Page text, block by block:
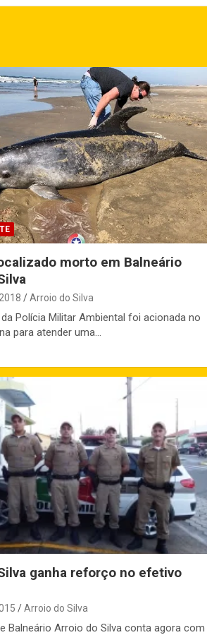
morto em Balneário
Arroio do Silva
Polícia Militar Ambiental foi acionada no
para atender uma…
ganha reforço no efetivo
Arroio do Silva
Balneário Arroio do Silva conta agora com